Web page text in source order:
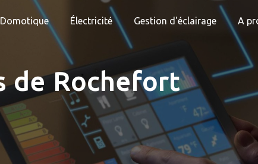
Domotique Électricité Gestion d'éclairage A
de Rochefort